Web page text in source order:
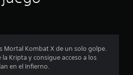
e
Mortal Kombat X de un solo golpe.
Kripta y consigue acceso a los
en el Infierno.